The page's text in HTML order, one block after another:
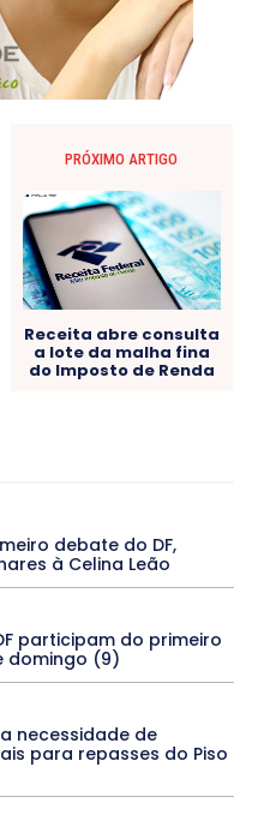
PRÓXIMO ARTIGO
Receita abre consulta
a lote da malha fina
do Imposto de Renda
Crônicas
DANÇA Dengue
Denuncia
DF
DESTAQUE SAÚDE
OPORTUNIDADES
ENTORNO
Santo ESPORTE
Featured
Febre Amarela
ARTIFICIAL
INTERNACIONAL
LITERATURA
Maranhão
Grosso
Mato Grosso do Sul
MOBILIDADE
MPOX
debate do DF,
à Celina Leão
participam do primeiro
domingo (9)
necessidade de
para repasses do Piso